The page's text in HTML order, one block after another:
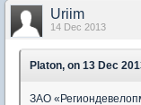
Uriim
14 Dec 2013
Platon, on 13 Dec
ЗАО